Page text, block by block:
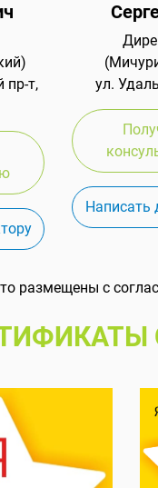
пр-т,
ул.
Написать
размещены с